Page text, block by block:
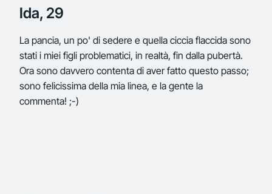
Ida, 29
La pancia, un po' di sedere e quella ciccia flaccida sono
stati i miei figli problematici, in realtà, fin dalla pubertà.
Ora sono davvero contenta di aver fatto questo passo;
sono felicissima della mia linea, e la gente la
commenta! ;-)